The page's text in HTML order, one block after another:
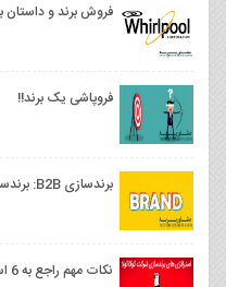
فروش برند و داستان
فروپاشی یک برند!!
برندسازی B2B: برندسازی کسب و کار به کسب و کار
نکات مهم راجع به 6 استراتژی برندسازی شرکت کوکاکولا